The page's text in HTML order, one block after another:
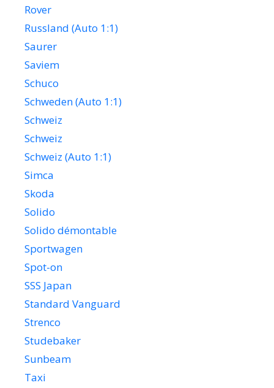
Rover
Russland (Auto 1:1)
Saurer
Saviem
Schuco
Schweden (Auto 1:1)
Schweiz
Schweiz
Schweiz (Auto 1:1)
Simca
Skoda
Solido
Solido démontable
Sportwagen
Spot-on
SSS Japan
Standard Vanguard
Strenco
Studebaker
Sunbeam
Taxi